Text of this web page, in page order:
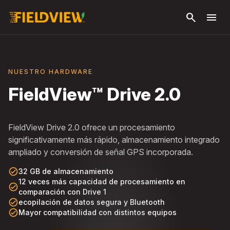
search menu
NUESTRO HARDWARE
FieldView™ Drive 2.0
FieldView Drive 2.0 ofrece un procesamiento
significativamente más rápido, almacenamiento integrado
ampliado y conversión de señal GPS incorporada.
check_circle_outline32 GB de almacenamiento
check_circle_outline
12 veces más capacidad de procesamiento en
comparación con Drive 1
check_circle_outlineecopilación de datos segura y Bluetooth
check_circle_outlineMayor compatibilidad con distintos equipos